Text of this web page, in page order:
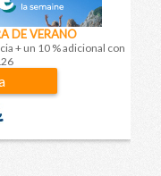
DE VERANO
+ un 10 % adicional con